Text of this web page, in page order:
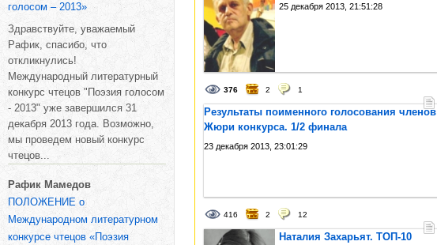
голосом – 2013»
Здравствуйте, уважаемый
Рафик, спасибо, что
откликнулись!
Международный литературный
конкурс чтецов "Поэзия голосом
- 2013" уже завершился 31
декабря 2013 года. Возможно,
мы проведем новый конкурс
чтецов...
Рафик Мамедов
ПОЛОЖЕНИЕ о
Международном литературном
конкурсе чтецов «Поэзия
25 декабря 2013, 21:51:28
376 2 1
Результаты поименного голосования членов
Жюри конкурса. 1/2 финала
23 декабря 2013, 23:01:29
416 2 12
Наталия Захарьят. ТОП-10